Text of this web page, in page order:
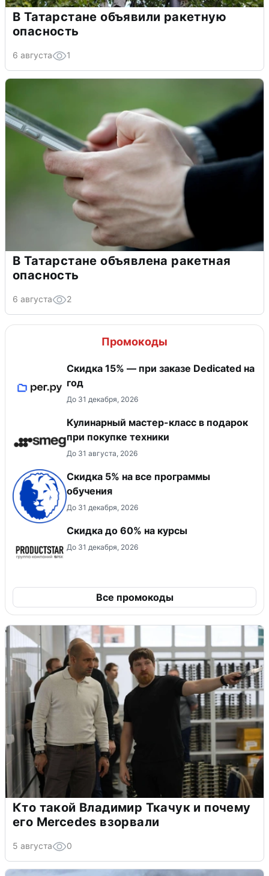
В Татарстане объявили ракетную
опасность
6 августа 1
В Татарстане объявлена ракетная
опасность
6 августа 2
Промокоды
Скидка 15% — при заказе Dedicated на
год
До 31 декабря, 2026
Кулинарный мастер-класс в подарок
при покупке техники
До 31 августа, 2026
Скидка 5% на все программы
обучения
До 31 декабря, 2026
Скидка до 60% на курсы
До 31 декабря, 2026
Все промокоды
Кто такой Владимир Ткачук и почему
его Mercedes взорвали
5 августа 0